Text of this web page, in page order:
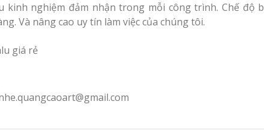
nghiệm đảm nhận trong mỗi công trình. Chế độ
Và nâng cao uy tín làm việc của chúng tôi.